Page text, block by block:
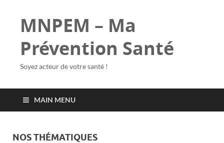
MNPEM – Ma
Prévention Santé
Soyez acteur de votre santé !
MAIN MENU
NOS THÉMATIQUES